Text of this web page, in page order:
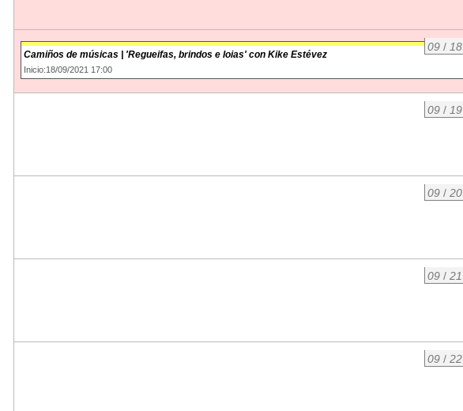
09 / 18
Camiños de músicas | 'Regueifas, brindos e loias' con Kike Estévez
Inicio:18/09/2021 17:00
09 / 19
09 / 20
09 / 21
09 / 22